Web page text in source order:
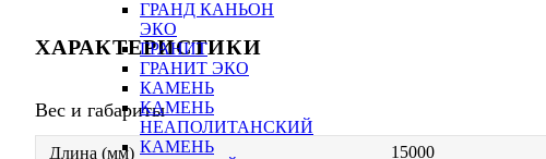
ГРАНД КАНЬОН
ЭКО
ГРАНИТ
ГРАНИТ ЭКО
КАМЕНЬ
КАМЕНЬ
НЕАПОЛИТАНСКИЙ
КАМЕНЬ
ХАРАКТЕРИСТИКИ
Вес и габариты
Длина (мм)
15000